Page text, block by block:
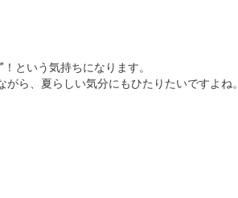
という気持ちになります。
がら、夏らしい気分にもひたりたいですよね。